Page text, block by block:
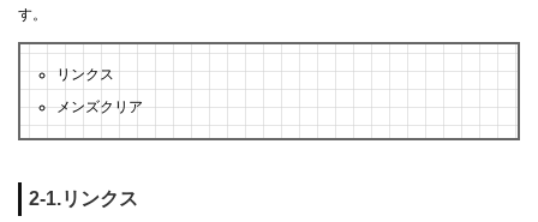
す。
リンクス
メンズクリア
2-1.リンクス